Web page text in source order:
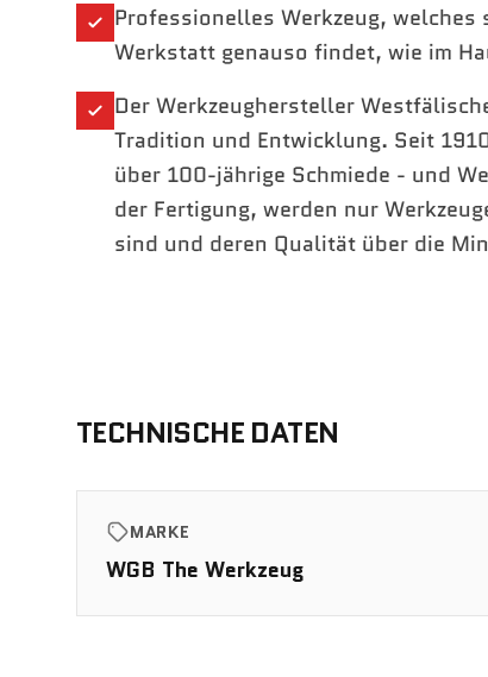
Professionelles Werkzeug,
Werkstatt genauso findet, wie im
Der Werkzeughersteller
Tradition und Entwicklung. Seit
über 100-jährige Schmiede - und
der Fertigung, werden nur
sind und deren Qualität über die
TECHNISCHE DATEN
MARKE
WGB The Werkzeug